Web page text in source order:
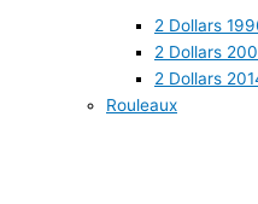
2 Dollars
2 Dollars
2 Dollars
Rouleaux